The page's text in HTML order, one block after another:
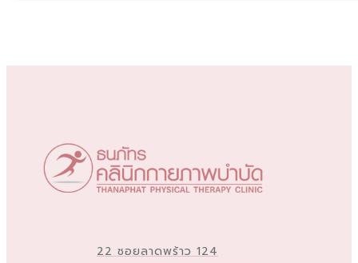
22 ซอยลาดพร้าว 124